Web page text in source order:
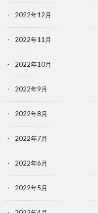
2022年12月
2022年11月
2022年10月
2022年9月
2022年8月
2022年7月
2022年6月
2022年5月